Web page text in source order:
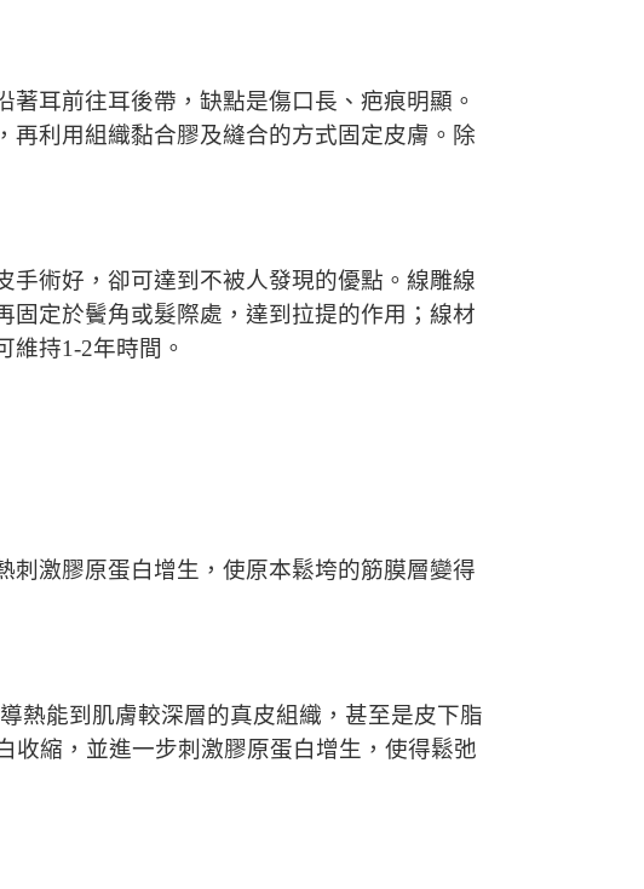
耳前往耳後帶，缺點是傷口長、疤痕明顯。
再利用組織黏合膠及縫合的方式固定皮膚。除
術好，卻可達到不被人發現的優點。線雕線
定於鬢角或髮際處，達到拉提的作用；線材
維持1-2年時間。
刺激膠原蛋白增生，使原本鬆垮的筋膜層變得
熱能到肌膚較深層的真皮組織，甚至是皮下脂
縮，並進一步刺激膠原蛋白增生，使得鬆弛